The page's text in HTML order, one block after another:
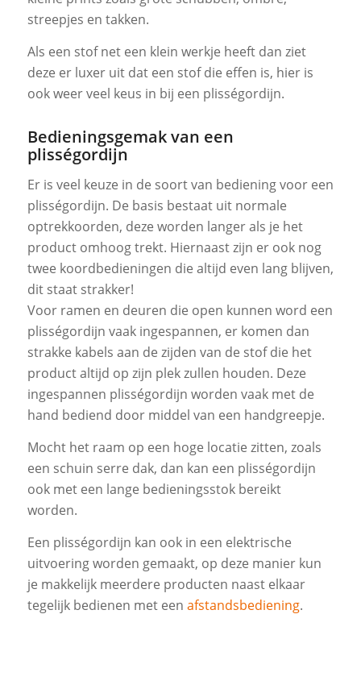
streepjes en takken.
Als een stof net een klein werkje heeft dan ziet
deze er luxer uit dat een stof die effen is, hier is
ook weer veel keus in bij een plisségordijn.
Bedieningsgemak van een
plisségordijn
Er is veel keuze in de soort van bediening voor een
plisségordijn. De basis bestaat uit normale
optrekkoorden, deze worden langer als je het
product omhoog trekt. Hiernaast zijn er ook nog
twee koordbedieningen die altijd even lang blijven,
dit staat strakker!
Voor ramen en deuren die open kunnen word een
plisségordijn vaak ingespannen, er komen dan
strakke kabels aan de zijden van de stof die het
product altijd op zijn plek zullen houden. Deze
ingespannen plisségordijn worden vaak met de
hand bediend door middel van een handgreepje.
Mocht het raam op een hoge locatie zitten, zoals
een schuin serre dak, dan kan een plisségordijn
ook met een lange bedieningsstok bereikt
worden.
Een plisségordijn kan ook in een elektrische
uitvoering worden gemaakt, op deze manier kun
je makkelijk meerdere producten naast elkaar
tegelijk bedienen met een afstandsbediening.